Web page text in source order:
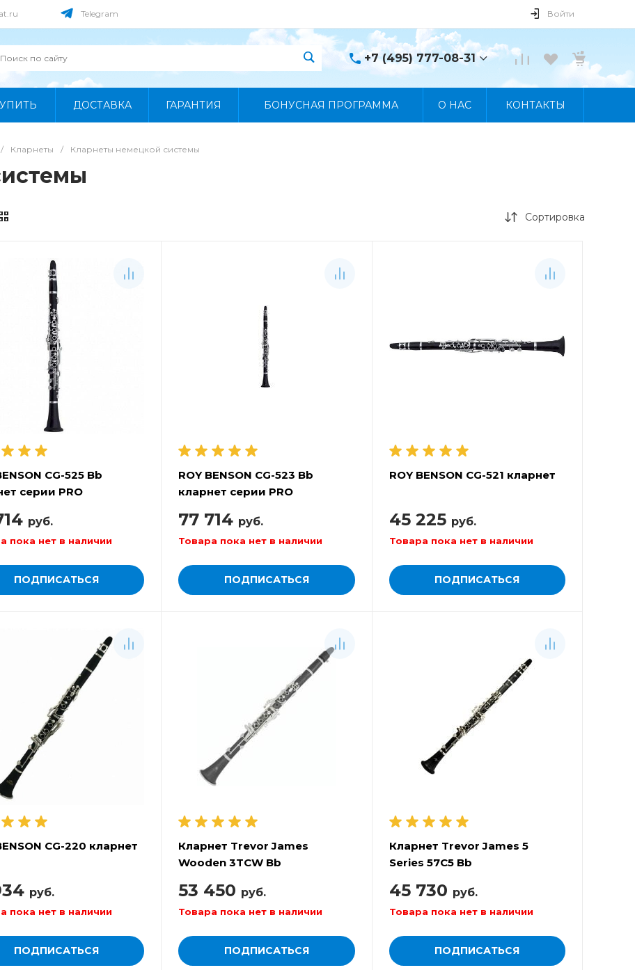
Telegram Войти
+7 (495) 777-08-31
+7 (495) 777-08-31
ДОСТАВКА ГАРАНТИЯ БОНУСНАЯ ПРОГРАММА О НАС КОНТАКТЫ
/ Кларнеты / Кларнеты немецкой системы
Сортировка
СG-525 Bb
серии PRO
руб.
пока нет в наличии
ПОДПИСАТЬСЯ
ROY BENSON СG-523 Bb
кларнет серии PRO
77 714 руб.
Товара пока нет в наличии
ПОДПИСАТЬСЯ
ROY BENSON CG-521 кларнет
45 225 руб.
Товара пока нет в наличии
ПОДПИСАТЬСЯ
CG-220 кларнет
руб.
пока нет в наличии
ПОДПИСАТЬСЯ
Кларнет Trevor James
Wooden 3TCW Bb
53 450 руб.
Товара пока нет в наличии
ПОДПИСАТЬСЯ
Кларнет Trevor James 5
Series 57C5 Bb
45 730 руб.
Товара пока нет в наличии
ПОДПИСАТЬСЯ